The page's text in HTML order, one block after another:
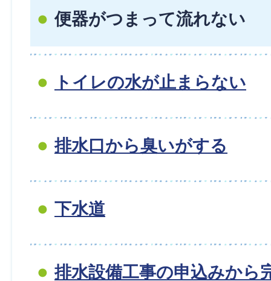
便器がつまって流れない
トイレの水が止まらない
排水口から臭いがする
下水道
排水設備工事の申込みから